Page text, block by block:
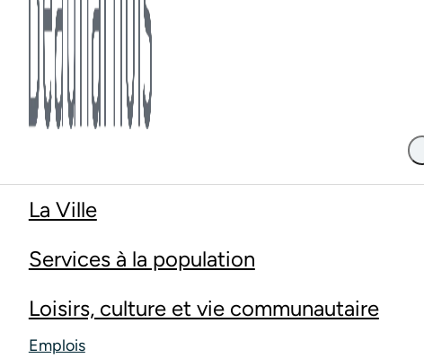
La Ville
Services à la population
Loisirs, culture et vie communautaire
Emplois